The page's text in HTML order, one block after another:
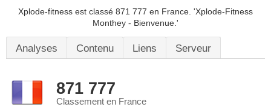
Xplode-fitness est classé 871 777 en France. 'Xplode-Fitness
Monthey - Bienvenue.'
Analyses Contenu Liens Serveur
871 777
Classement en France